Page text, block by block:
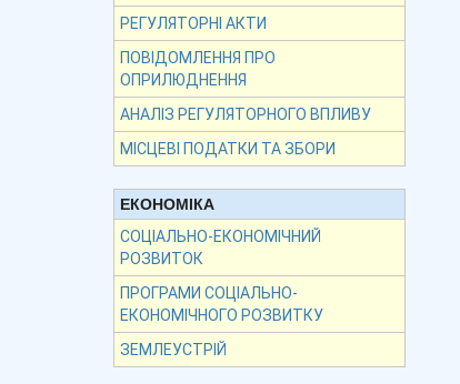
РЕГУЛЯТОРНІ АКТИ
ПОВІДОМЛЕННЯ ПРО
ОПРИЛЮДНЕННЯ
АНАЛІЗ РЕГУЛЯТОРНОГО ВПЛИВУ
МІСЦЕВІ ПОДАТКИ ТА ЗБОРИ
ЕКОНОМІКА
СОЦІАЛЬНО-ЕКОНОМІЧНИЙ
РОЗВИТОК
ПРОГРАМИ СОЦІАЛЬНО-
ЕКОНОМІЧНОГО РОЗВИТКУ
ЗЕМЛЕУСТРІЙ